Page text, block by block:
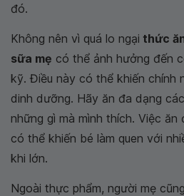
đó.
Không nên vì quá lo ngại thức
sữa mẹ có thể ảnh hưởng đến
kỹ. Điều này có thể khiến chính
dinh dưỡng. Hãy ăn đa dạng
những gì mà mình thích. Việc
có thể khiến bé làm quen với
khi lớn.
Ngoài thực phẩm, người mẹ